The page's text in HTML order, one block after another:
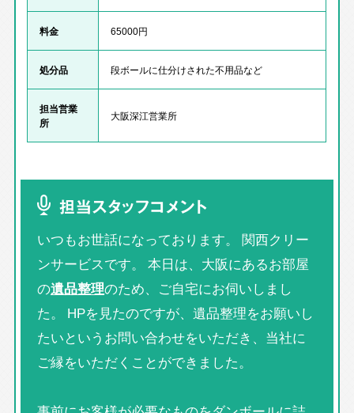
料金 65000円
処分品 段ボールに仕分けされた不用品など
担当営業
所
大阪深江営業所
担当スタッフコメント
いつもお世話になっております。 関西クリー
ンサービスです。 本日は、大阪にあるお部屋
の遺品整理のため、ご自宅にお伺いしまし
た。 HPを見たのですが、遺品整理をお願いし
たいというお問い合わせをいただき、当社に
ご縁をいただくことができました。